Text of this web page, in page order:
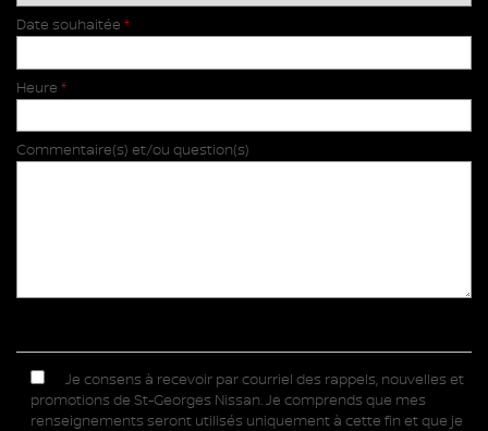
Date souhaitée *
Heure *
Commentaire(s) et/ou question(s)
Je consens à recevoir par courriel des rappels, nouvelles et
promotions de St-Georges Nissan. Je comprends que mes
renseignements seront utilisés uniquement à cette fin et que je